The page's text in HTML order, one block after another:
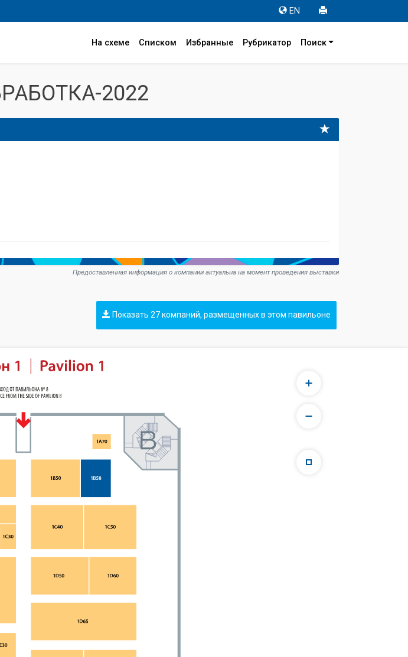
EN
На схеме Списком Избранные Рубрикатор Поиск
2022
Предоставленная информация о компании актуальна на момент проведения выставки
Показать 27 компаний, размещенных в этом павильоне